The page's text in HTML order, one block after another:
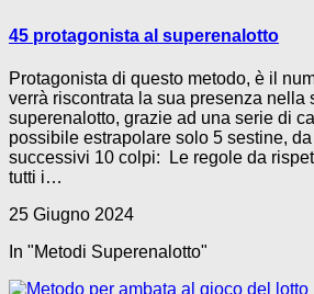
45 protagonista al superenalotto
Protagonista di questo metodo, è il
verrà riscontrata la sua presenza nella
superenalotto, grazie ad una serie di
possibile estrapolare solo 5 sestine,
successivi 10 colpi: Le regole da
tutti i…
25 Giugno 2024
In "Metodi Superenalotto"